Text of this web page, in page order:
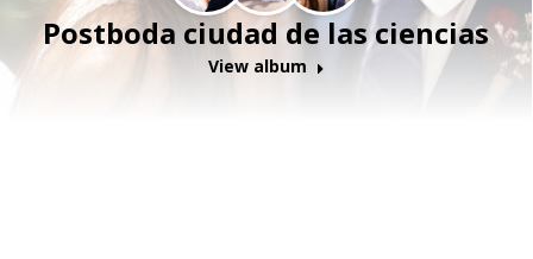
Postboda ciudad de las ciencias
View album